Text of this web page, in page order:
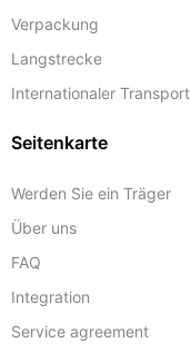
Verpackung
Langstrecke
Internationaler Transport
Seitenkarte
Werden Sie ein Träger
Über uns
FAQ
Integration
Service agreement